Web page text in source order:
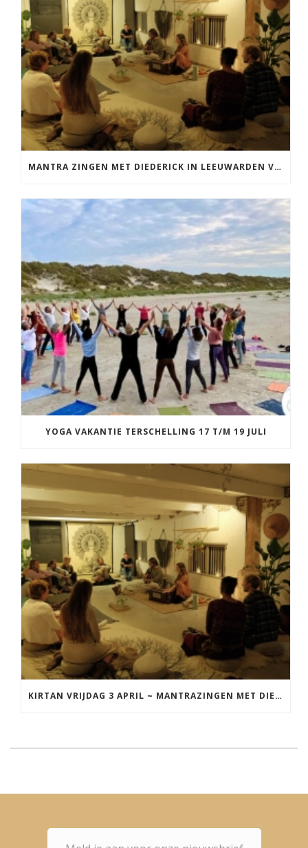
MANTRA ZINGEN MET DIEDERICK IN LEEUWARDEN VRIJDAG 12 JUNI KIRTAN
YOGA VAKANTIE TERSCHELLING 17 T/M 19 JULI
KIRTAN VRIJDAG 3 APRIL ~ MANTRAZINGEN MET DIEDERICK IN LEEUWARDEN